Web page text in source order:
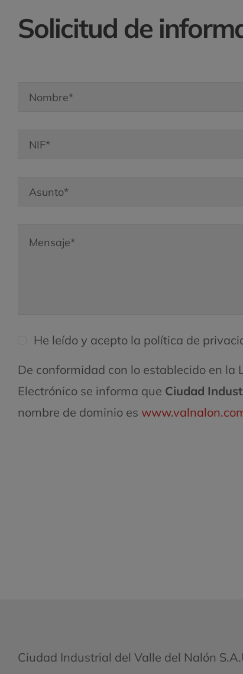
Solicitud de
He leído y acepto la política de
De conformidad con lo establecido en la
Electrónico se informa que Ciudad
nombre de dominio es
Ciudad Industrial del Valle del Nalón